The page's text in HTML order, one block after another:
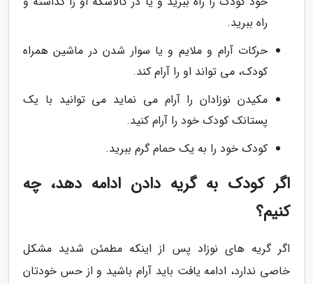
راه ببرید.
حرکات آرام و ملایم و یا سوار شدن در ماشین همراه
کودک، می تواند او را آرام کند.
مکیدن نوزادان را آرام می نماید می توانید با یک
پستانک کودک خود را آرام کنید.
کودک خود را به یک حمام گرم ببرید.
اگر کودک به گریه دادن ادامه دهد، چه
کنیم؟
اگر گریه های نوزاد پس از اینکه مطمئن شدید مشکل
خاصی ندارد، ادامه یافت باید آرام باشید و از حس خودتان